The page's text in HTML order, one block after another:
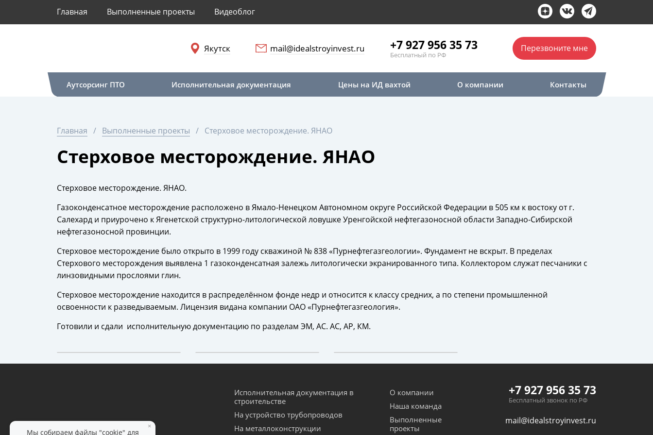
Главная Выполненные проекты Видеоблог
Якутск mail@idealstroyinvest.ru +7 927 956 35 73
Бесплатный по РФ
Перезвоните мне
Аутсорсинг ПТО Исполнительная документация Цены на ИД вахтой О компании Контакты
Главная Выполненные проекты Стерховое месторождение. ЯНАО
Стерховое месторождение. ЯНАО
Стерховое месторождение. ЯНАО.
Газоконденсатное месторождение расположено в Ямало-Ненецком Автономном округе Российской Федерации в 505 км к востоку от г.
Салехард и приурочено к Ягенетской структурно-литологической ловушке Уренгойской нефтегазоносной области Западно-Сибирской
нефтегазоносной провинции.
Стерховое месторождение было открыто в 1999 году скважиной № 838 «Пурнефтегазгеологии». Фундамент не вскрыт. В пределах
Стерхового месторождения выявлена 1 газоконденсатная залежь литологически экранированного типа. Коллектором служат песчаники с
линзовидными прослоями глин.
Стерховое месторождение находится в распределённом фонде недр и относится к классу средних, а по степени промышленной
освоенности к разведываемым. Лицензия видана компании ОАО «Пурнефтегазгеология».
Готовили и сдали исполнительную документацию по разделам ЭМ, АС. АС, АР, КМ.
Исполнительная документация в
строительстве
На устройство трубопроводов
На металлоконструкции
О компании
Наша команда
Выполненные
проекты
+7 927 956 35 73
Бесплатный звонок по РФ
mail@idealstroyinvest.ru
×
Мы собираем файлы "cookie" для